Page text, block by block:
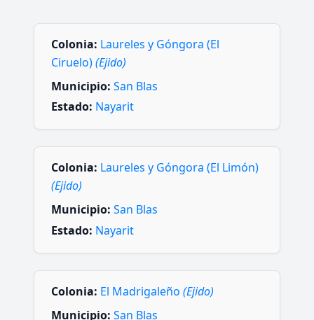
Colonia: Laureles y Góngora (El
Ciruelo)(Ejido)
Municipio: San Blas
Estado: Nayarit
Colonia: Laureles y Góngora (El Limón)
(Ejido)
Municipio: San Blas
Estado: Nayarit
Colonia: El Madrigaleño (Ejido)
Municipio: San Blas